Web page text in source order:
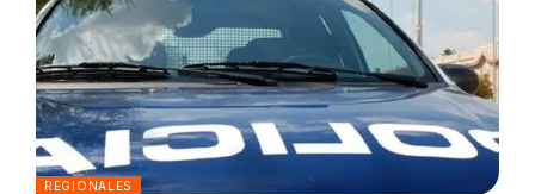
REGIONALES